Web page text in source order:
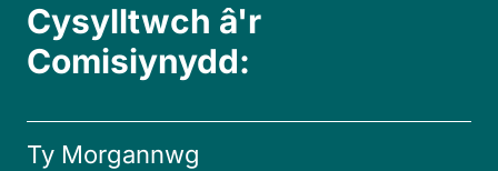
Cysylltwch â'r
Comisiynydd:
Ty Morgannwg